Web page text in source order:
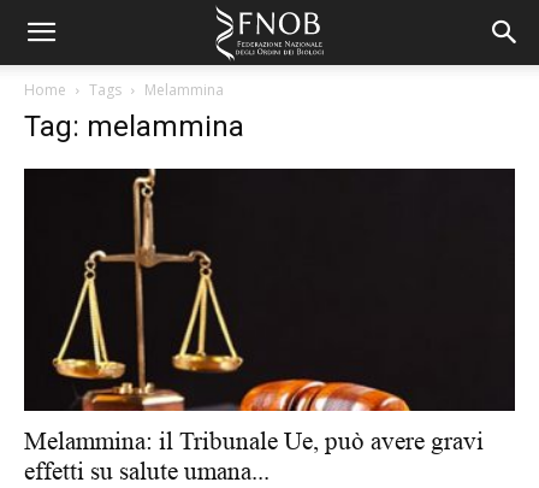
Home Tags Melammina
Tag: melammina
Melammina: il Tribunale Ue, può avere gravi
effetti su salute umana...